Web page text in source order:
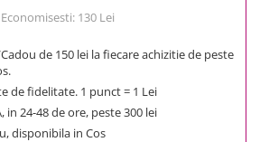
Economisesti: 130 Lei
de 150 lei la fiecare achizitie de peste
de fidelitate. 1 punct = 1 Lei
in 24-48 de ore, peste 300 lei
disponibila in Cos